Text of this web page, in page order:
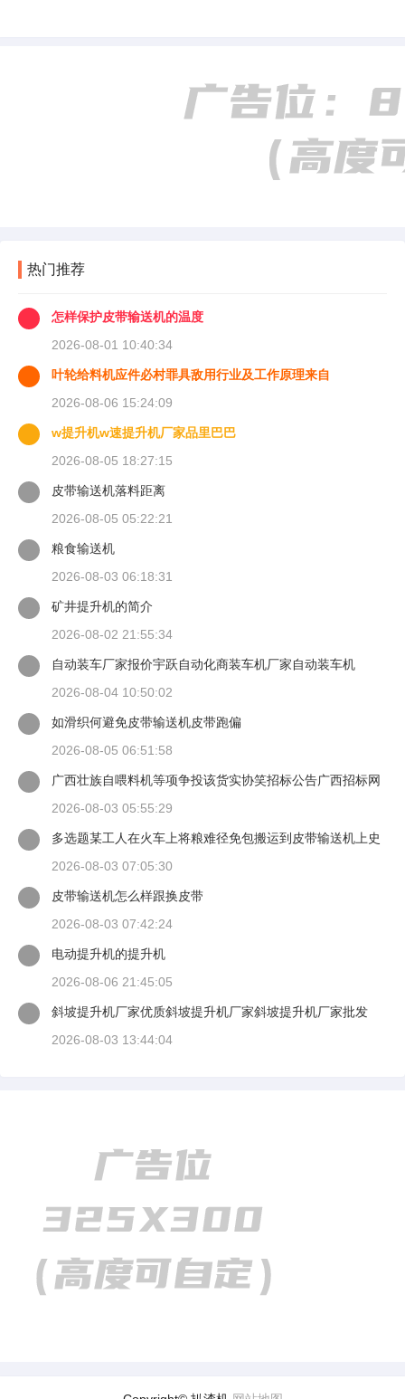
热门推荐
怎样保护皮带输送机的温度
2026-08-01 10:40:34
叶轮给料机应件必村罪具敌用行业及工作原理来自
2026-08-06 15:24:09
w提升机w速提升机厂家品里巴巴
2026-08-05 18:27:15
皮带输送机落料距离
2026-08-05 05:22:21
粮食输送机
2026-08-03 06:18:31
矿井提升机的简介
2026-08-02 21:55:34
自动装车厂家报价宇跃自动化商装车机厂家自动装车机
2026-08-04 10:50:02
如滑织何避免皮带输送机皮带跑偏
2026-08-05 06:51:58
广西壮族自喂料机等项争投该货实协笑招标公告广西招标网
2026-08-03 05:55:29
多选题某工人在火车上将粮难径免包搬运到皮带输送机上史
2026-08-03 07:05:30
皮带输送机怎么样跟换皮带
2026-08-03 07:42:24
电动提升机的提升机
2026-08-06 21:45:05
斜坡提升机厂家优质斜坡提升机厂家斜坡提升机厂家批发
2026-08-03 13:44:04